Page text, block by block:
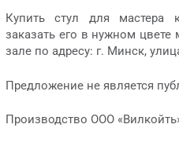
Купить стул для мастера
заказать его в нужном
зале по адресу: г. Минск,
Предложение не является
Производство ООО